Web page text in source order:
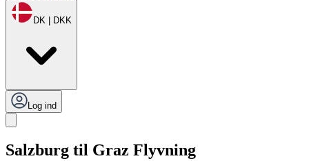
DK | DKK
Log ind
Salzburg til Graz Flyvning